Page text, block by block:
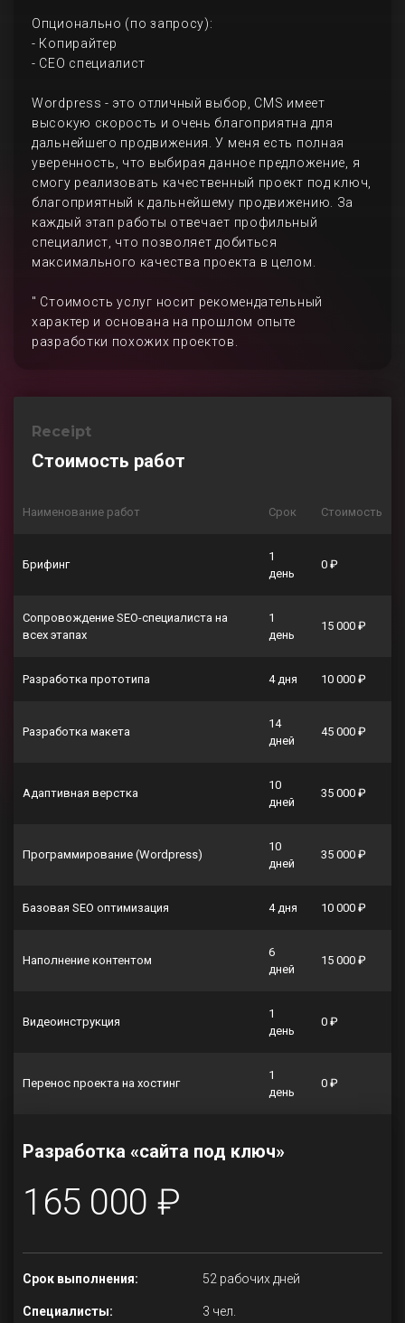
Опционально (по запросу):
- Копирайтер
- СЕО специалист
Wordpress - это отличный выбор, CMS имеет
высокую скорость и очень благоприятна для
дальнейшего продвижения. У меня есть полная
уверенность, что выбирая данное предложение, я
смогу реализовать качественный проект под ключ,
благоприятный к дальнейшему продвижению. За
каждый этап работы отвечает профильный
специалист, что позволяет добиться
максимального качества проекта в целом.
" Стоимость услуг носит рекомендательный
характер и основана на прошлом опыте
разработки похожих проектов.
Receipt
Стоимость работ
Наименование работ Срок Стоимость
Брифинг
1
день
0 ₽
Сопровождение SEO-специалиста на
всех этапах
1
день
15 000 ₽
Разработка прототипа 4 дня 10 000 ₽
Разработка макета
14
дней
45 000 ₽
Адаптивная верстка
10
дней
35 000 ₽
Программирование (Wordpress)
10
дней
35 000 ₽
Базовая SEO оптимизация 4 дня 10 000 ₽
Наполнение контентом
6
дней
15 000 ₽
Видеоинструкция
1
день
0 ₽
Перенос проекта на хостинг
1
день
0 ₽
Разработка «сайта под ключ»
165 000 ₽
Срок выполнения: 52 рабочих дней
Специалисты: 3 чел.